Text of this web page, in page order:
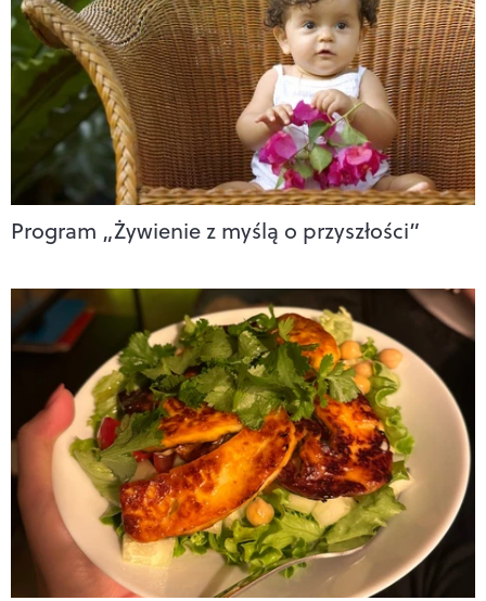
Program „Żywienie z myślą o przyszłości”